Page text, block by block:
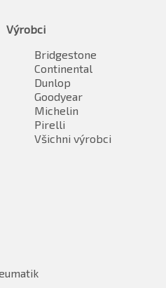
Výrobci
Bridgestone
Continental
Dunlop
Goodyear
Michelin
Pirelli
Všichni výrobci